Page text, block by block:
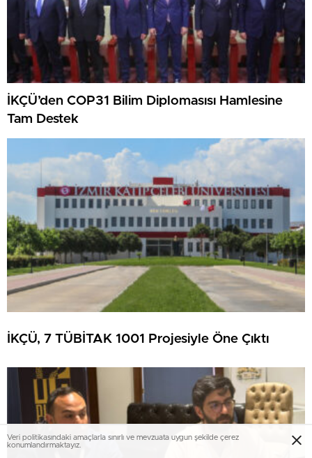
İKÇÜ’den COP31 Bilim Diplomasısı Hamlesine
Tam Destek
İKÇÜ, 7 TÜBİTAK 1001 Projesiyle Öne Çıktı
Veri politikasındaki amaçlarla sınırlı ve mevzuata uygun şekilde çerez
konumlandırmaktayız.